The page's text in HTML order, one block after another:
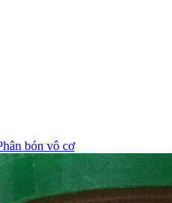
bón vô cơ